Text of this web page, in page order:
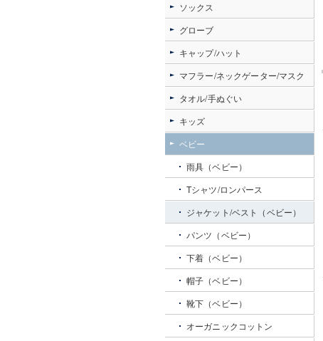
ソックス
グローブ
キャップ/ハット
マフラー/ネックゲーター/マスク
タオル/手ぬぐい
キッズ
ベビー
雨具（ベビー）
Tシャツ/ロンパース
ジャケット/ベスト（ベビー）
パンツ（ベビー）
下着（ベビー）
帽子（ベビー）
靴下（ベビー）
オーガニックコットン